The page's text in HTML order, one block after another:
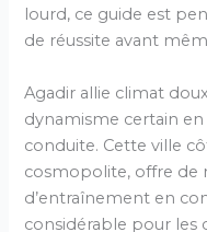
lourd, ce guide est
de réussite avant
Agadir allie climat
dynamisme certain
conduite. Cette ville
cosmopolite, offre de
d’entraînement en
considérable pour les